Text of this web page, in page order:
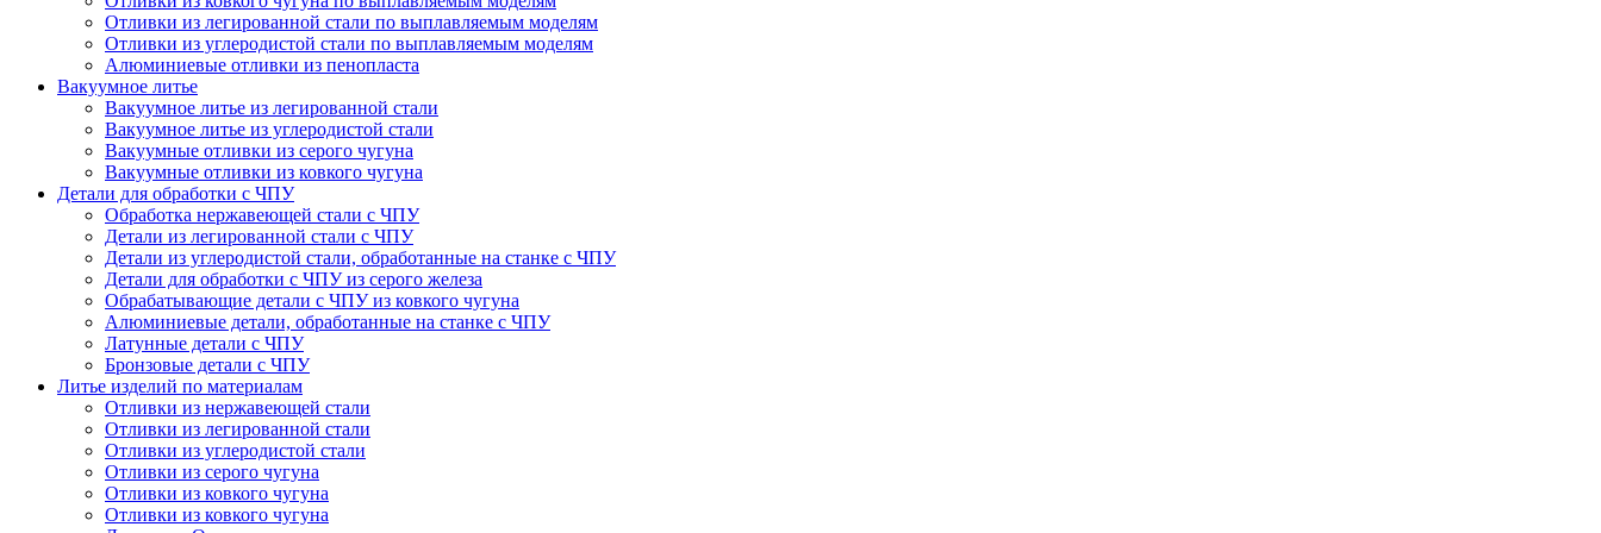
Отливки из легированной стали по выплавляемым моделям
Отливки из углеродистой стали по выплавляемым моделям
Алюминиевые отливки из пенопласта
Вакуумное литье
Вакуумное литье из легированной стали
Вакуумное литье из углеродистой стали
Вакуумные отливки из серого чугуна
Вакуумные отливки из ковкого чугуна
Детали для обработки с ЧПУ
Обработка нержавеющей стали с ЧПУ
Детали из легированной стали с ЧПУ
Детали из углеродистой стали, обработанные на станке с ЧПУ
Детали для обработки с ЧПУ из серого железа
Обрабатывающие детали с ЧПУ из ковкого чугуна
Алюминиевые детали, обработанные на станке с ЧПУ
Латунные детали с ЧПУ
Бронзовые детали с ЧПУ
Литье изделий по материалам
Отливки из нержавеющей стали
Отливки из легированной стали
Отливки из углеродистой стали
Отливки из серого чугуна
Отливки из ковкого чугуна
Отливки из ковкого чугуна